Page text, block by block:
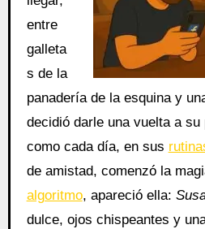
entre
galleta
s de la
panadería de la esquina y
decidió darle una vuelta a su
como cada día, en sus
de amistad, comenzó la
algoritmo, apareció ella:
dulce, ojos chispeantes y